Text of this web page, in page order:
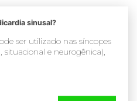
sinusal?
ser utilizado nas síncopes
situacional e neurogênica),